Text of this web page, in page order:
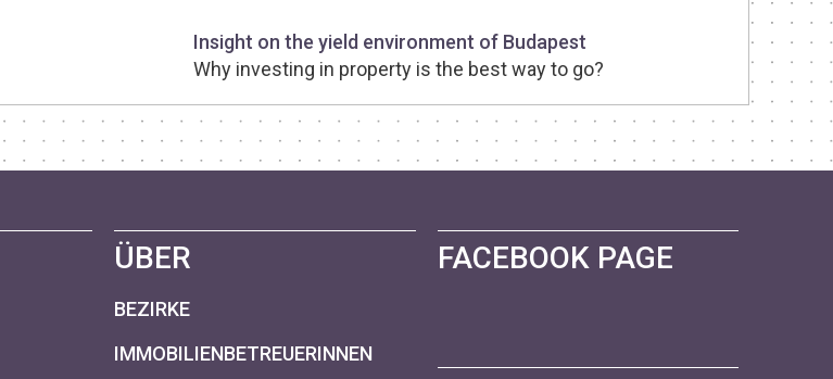
Insight on the yield environment of Budapest
Why investing in property is the best way to go?
ÜBER
BEZIRKE
IMMOBILIENBETREUERINNEN
FACEBOOK PAGE